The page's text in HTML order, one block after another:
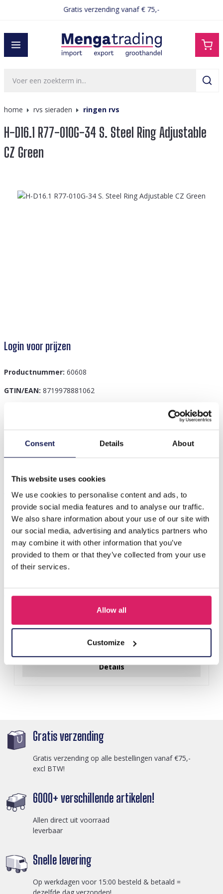
Consent Details About
This website uses cookies
We use cookies to personalise content and ads, to
provide social media features and to analyse our traffic.
We also share information about your use of our site with
our social media, advertising and analytics partners who
may combine it with other information that you’ve
provided to them or that they’ve collected from your use
of their services.
Allow all
Customize
Gratis verzending vanaf € 75,-
home rvs sieraden ringen rvs
H-D16.1 R77-010G-34 S. Steel Ring Adjustable
CZ Green
Afbeeldingengalerij overslaan
Login voor prijzen
Productnummer: 60608
GTIN/EAN: 8719978881062
Beschrijving
H-D16.1 R77-010G-34 S. Steel Ring Adjustable CZ Green
Anderen kochten ook
D-E2.3 R221-311-3 S. Steel Ring Adjustable
Login voor prijzen
Details
Gratis verzending
Gratis verzending op alle bestellingen vanaf €75,-
excl BTW!
6000+ verschillende artikelen!
Allen direct uit voorraad
leverbaar
Snelle levering
Op werkdagen voor 15:00 besteld & betaald =